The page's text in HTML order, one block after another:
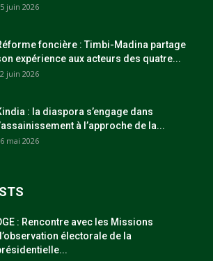
juin 2026
foncière : Timbi-Madina partage
expérience aux acteurs des quatre...
juin 2026
: la diaspora s’engage dans
à l’approche de la...
mai 2026
: Rencontre avec les Missions
électorale de la